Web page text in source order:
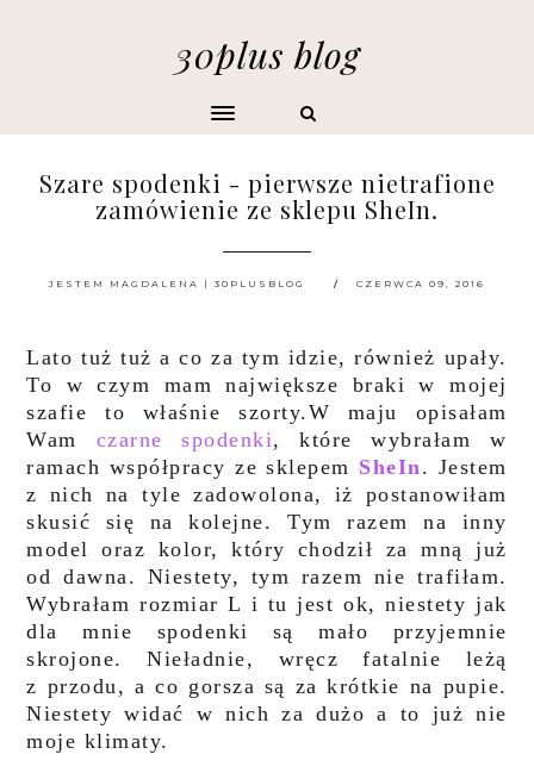
30plus blog
Szare spodenki - pierwsze nietrafione
zamówienie ze sklepu SheIn.
JESTEM MAGDALENA | 30PLUSBLOG CZERWCA 09, 2016
Lato tuż tuż a co za tym idzie, również upały.
To w czym mam największe braki w mojej
szafie to właśnie szorty.W maju opisałam
Wam czarne spodenki, które wybrałam w
ramach współpracy ze sklepem SheIn. Jestem
z nich na tyle zadowolona, iż postanowiłam
skusić się na kolejne. Tym razem na inny
model oraz kolor, który chodził za mną już
od dawna. Niestety, tym razem nie trafiłam.
Wybrałam rozmiar L i tu jest ok, niestety jak
dla mnie spodenki są mało przyjemnie
skrojone. Nieładnie, wręcz fatalnie leżą
z przodu, a co gorsza są za krótkie na pupie.
Niestety widać w nich za dużo a to już nie
moje klimaty.